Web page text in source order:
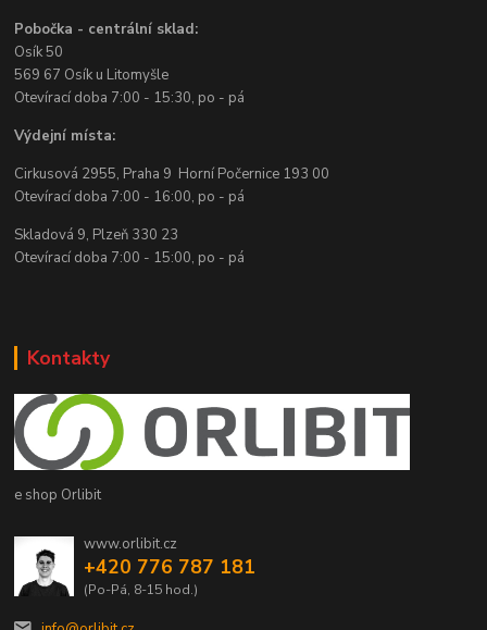
Pobočka - centrální sklad:
Osík 50
569 67 Osík u Litomyšle
Otevírací doba 7:00 - 15:30, po - pá
Výdejní místa:
Cirkusová 2955, Praha 9 Horní Počernice 193 00
Otevírací doba 7:00 - 16:00, po - pá
Skladová 9, Plzeň 330 23
Otevírací doba 7:00 - 15:00, po - pá
Kontakty
e shop Orlibit
www.orlibit.cz
+420 776 787 181
(Po-Pá, 8-15 hod.)